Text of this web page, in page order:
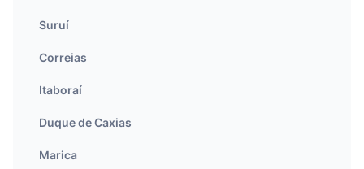
Suruí
Correias
Itaboraí
Duque de Caxias
Marica